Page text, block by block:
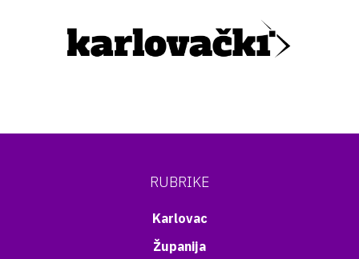
RUBRIKE
Karlovac
Županija